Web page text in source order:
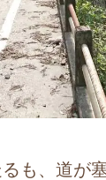
も、道が